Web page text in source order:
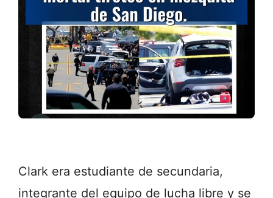
Clark era estudiante de secundaria,
integrante del equipo de lucha libre y se